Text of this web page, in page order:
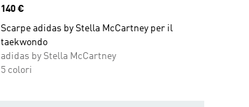
Price
140 €
Scarpe adidas by Stella McCartney per il
taekwondo
adidas by Stella McCartney
5 colori